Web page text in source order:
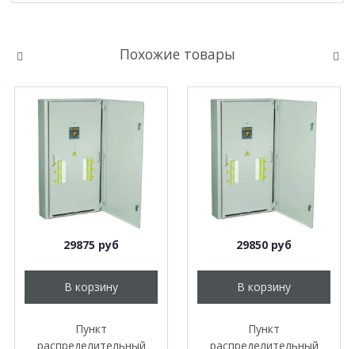
Похожие товары
29875 руб
В корзину
Пункт
распределительный
29850 руб
В корзину
Пункт
распределительный